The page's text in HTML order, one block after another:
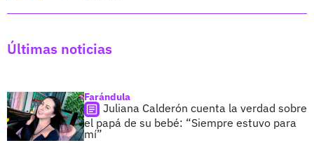
Últimas noticias
Farándula
Juliana Calderón cuenta la verdad sobre
el papá de su bebé: “Siempre estuvo para
mí”